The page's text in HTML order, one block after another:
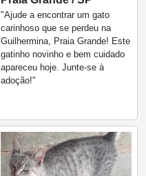
"Ajude a encontrar um gato
carinhoso que se perdeu na
Guilhermina, Praia Grande! Este
gatinho novinho e bem cuidado
apareceu hoje. Junte-se à
adoção!"